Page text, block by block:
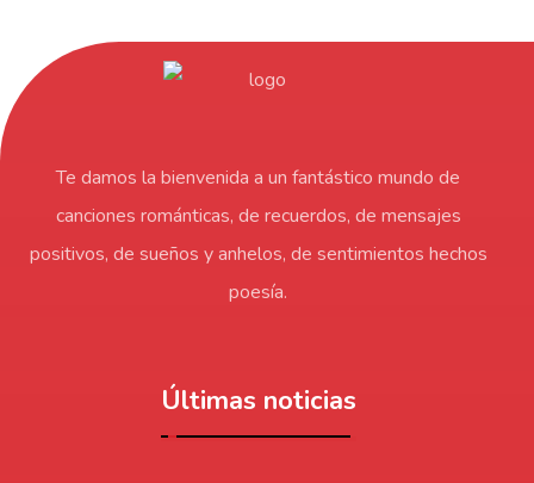
Te damos la bienvenida a un fantástico mundo de
canciones románticas, de recuerdos, de mensajes
positivos, de sueños y anhelos, de sentimientos hechos
poesía.
Últimas noticias